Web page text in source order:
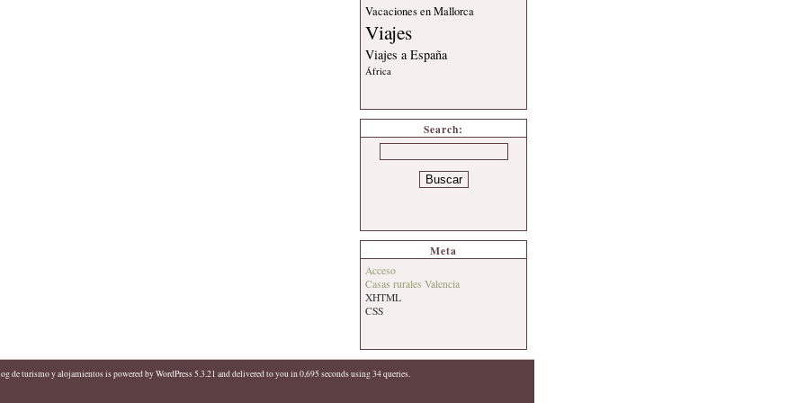
Vacaciones en Mallorca
Viajes
Viajes a España
África
Search:
Meta
Acceso
Casas rurales Valencia
XHTML
CSS
de turismo y alojamientosis powered byWordPress 5.3.21 and delivered to you in 0,695 seconds using 34 queries.